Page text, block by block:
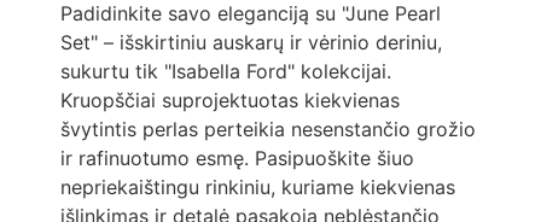
Padidinkite savo eleganciją su "June Pearl
Set" – išskirtiniu auskarų ir vėrinio deriniu,
sukurtu tik "Isabella Ford" kolekcijai.
Kruopščiai suprojektuotas kiekvienas
švytintis perlas perteikia nesenstančio grožio
ir rafinuotumo esmę. Pasipuoškite šiuo
nepriekaištingu rinkiniu, kuriame kiekvienas
išlinkimas ir detalė pasakoja neblėstančio